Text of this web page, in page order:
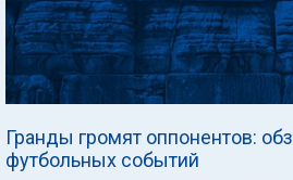
Гранды громят оппонентов:
футбольных событий